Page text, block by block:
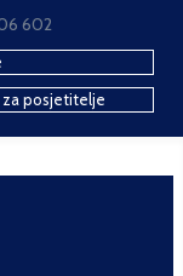
602
za posjetitelje